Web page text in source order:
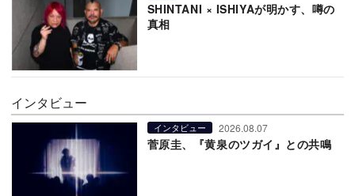
SHINTANI × ISHIYAが明かす、噂の
真相
インタビュー
インタビュー 2026.08.07
菅原圭、『黄泉のツガイ』との共鳴